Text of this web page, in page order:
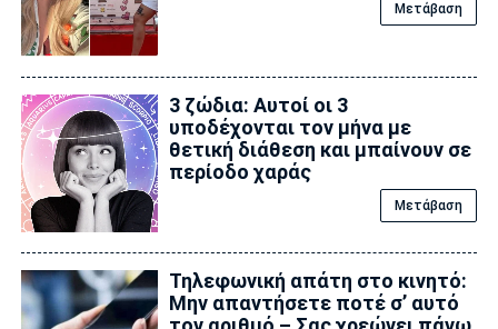
Μετάβαση
3 ζώδια: Αυτοί οι 3
υποδέχονται τον μήνα με
θετική διάθεση και μπαίνουν σε
περίοδο χαράς
Μετάβαση
Τηλεφωνική απάτη στο κινητό:
Μην απαντήσετε ποτέ σ’ αυτό